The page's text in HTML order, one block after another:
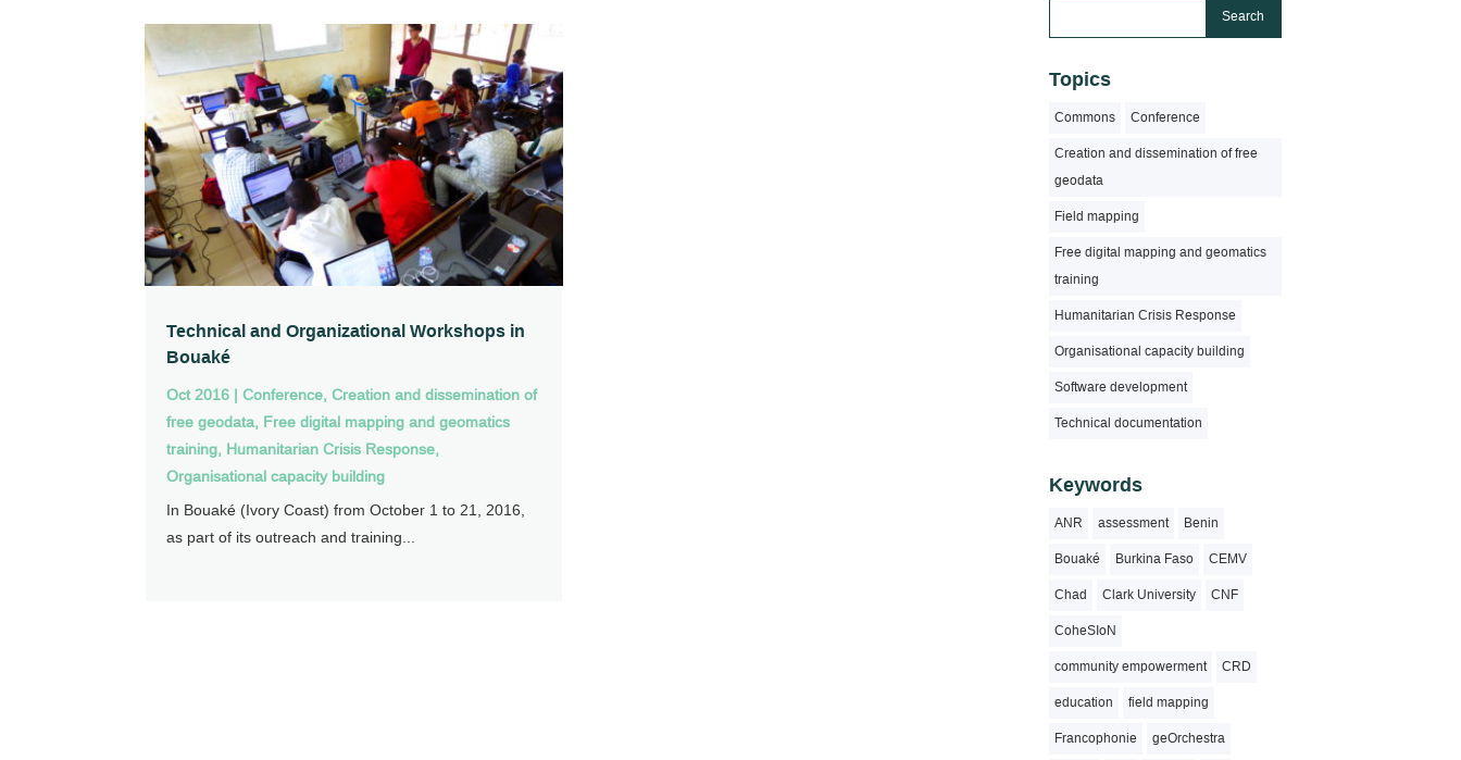
Technical and Organizational Workshops in
Bouaké
Oct 2016 |Conference,Creation and dissemination of
free geodata, Free digital mapping and geomatics
training, Humanitarian Crisis Response,
Organisational capacity building
In Bouaké (Ivory Coast) from October 1 to 21, 2016,
as part of its outreach and training...
Topics
Commons Conference
Creation and dissemination of free
geodata
Field mapping
Free digital mapping and geomatics
training
Humanitarian Crisis Response
Organisational capacity building
Software development
Technical documentation
Keywords
ANR assessment Benin
Bouaké Burkina Faso CEMV
Chad Clark University CNF
CoheSIoN
community empowerment CRD
education field mapping
Francophonie geOrchestra